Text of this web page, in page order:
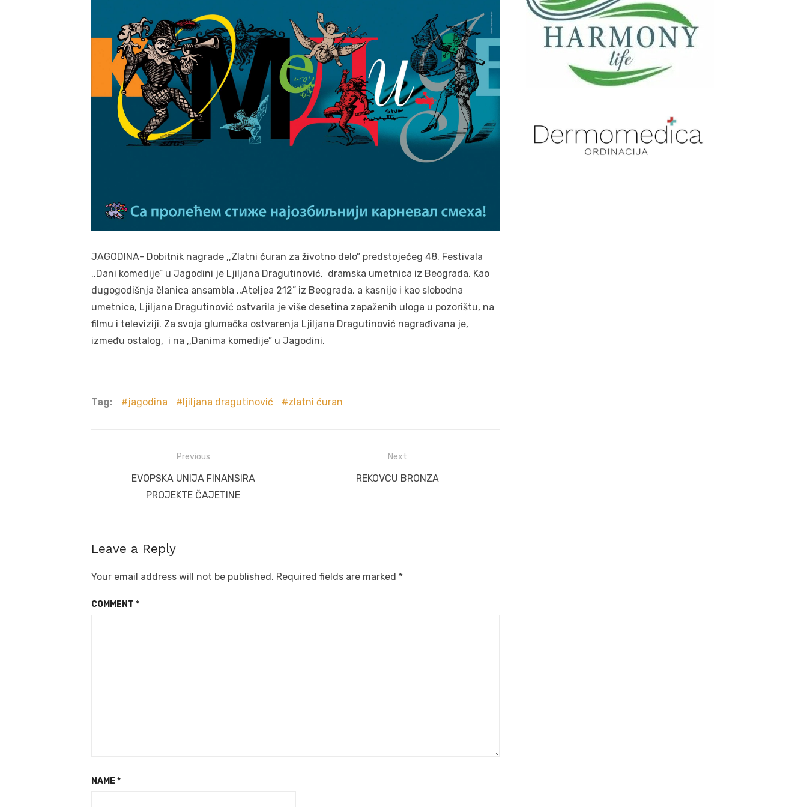
JAGODINA- Dobitnik nagrade ,,Zlatni ćuran za životno delo” predstojećeg 48. Festivala
,,Dani komedije” u Jagodini je Ljiljana Dragutinović, dramska umetnica iz Beograda. Kao
dugogodišnja članica ansambla ,,Ateljea 212” iz Beograda, a kasnije i kao slobodna
umetnica, Ljiljana Dragutinović ostvarila je više desetina zapaženih uloga u pozorištu, na
filmu i televiziji. Za svoja glumačka ostvarenja Ljiljana Dragutinović nagrađivana je,
između ostalog, i na ,,Danima komedije” u Jagodini.
Tag: jagodina ljiljana dragutinović zlatni ćuran
navigation
Previous
Previous
EVOPSKA UNIJA FINANSIRA
PROJEKTE ČAJETINE
Next
Next
REKOVCU BRONZA
Leave a Reply
Your email address will not be published. Required fields are marked *
COMMENT *
NAME *